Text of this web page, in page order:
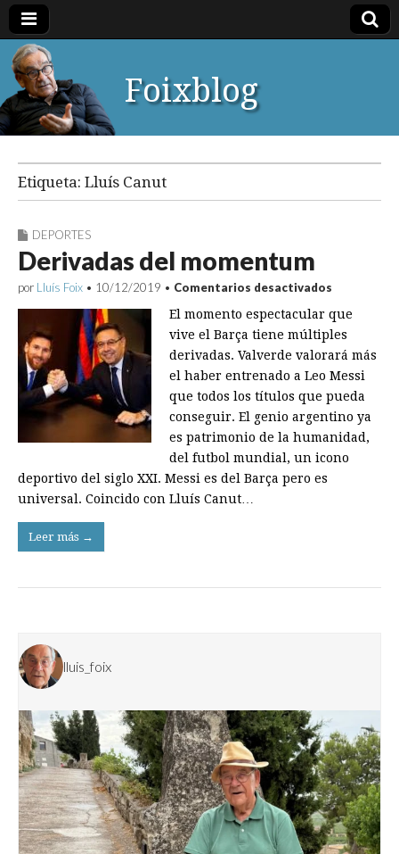
Foixblog
Etiqueta: Lluís Canut
DEPORTES
Derivadas del momentum
por Lluís Foix • 10/12/2019 • Comentarios desactivados
del
momentum
El momento espectacular que
vive el Barça tiene múltiples
derivadas. Valverde valorará más
el haber entrenado a Leo Messi
que todos los títulos que pueda
conseguir. El genio argentino ya
es patrimonio de la humanidad,
del futbol mundial, un icono
deportivo del siglo XXI. Messi es del Barça pero es
universal. Coincido con Lluís Canut…
Leer más →
lluis_foix